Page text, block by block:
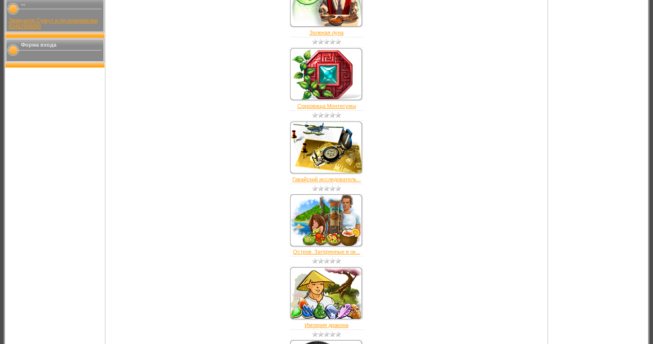
...
Эвакуатор Сургут и грузоперевозки
83462900090
Форма входа
Зеленая луна
Сокровища Монтесумы
Гавайский исследователь...
Остров. Затерянные в ок...
Империя дракона